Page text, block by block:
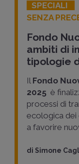
SPECIALI
SENZA
Fondo
ambiti di
tipologie
Il Fondo
2025 è
processi di
ecologica dei
a favorire
di Simone